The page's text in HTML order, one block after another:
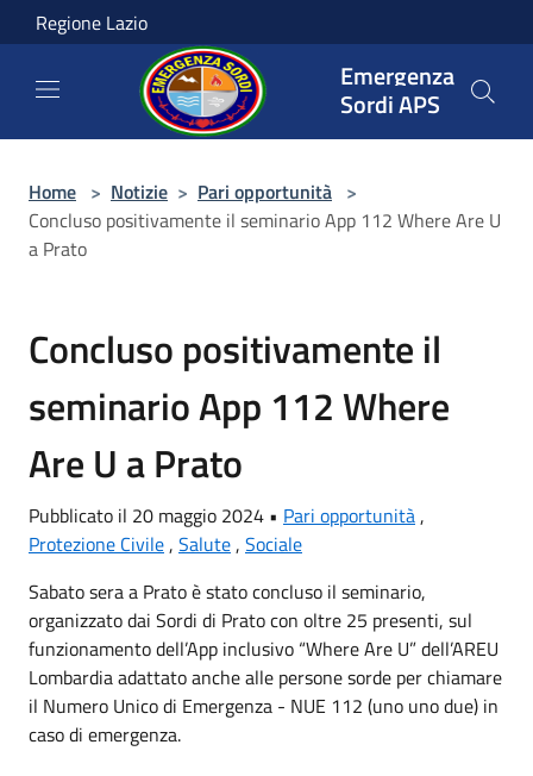
Salta al contenuto principale
Regione Lazio
Emergenza
Sordi APS
Home > Notizie > Pari opportunità >
Concluso positivamente il seminario App 112 Where Are U
a Prato
Concluso positivamente il
seminario App 112 Where
Are U a Prato
Pubblicato il 20 maggio 2024 • Pari opportunità,
Protezione Civile, Salute, Sociale
Sabato sera a Prato è stato concluso il seminario,
organizzato dai Sordi di Prato con oltre 25 presenti, sul
funzionamento dell’App inclusivo “Where Are U” dell’AREU
Lombardia adattato anche alle persone sorde per chiamare
il Numero Unico di Emergenza - NUE 112 (uno uno due) in
caso di emergenza.